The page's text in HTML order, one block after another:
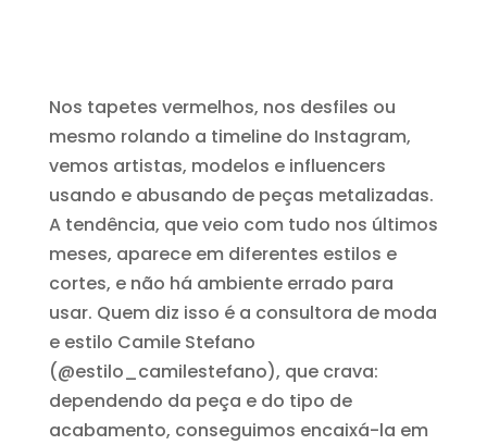
Nos tapetes vermelhos, nos desfiles ou
mesmo rolando a timeline do Instagram,
vemos artistas, modelos e influencers
usando e abusando de peças metalizadas.
A tendência, que veio com tudo nos últimos
meses, aparece em diferentes estilos e
cortes, e não há ambiente errado para
usar. Quem diz isso é a consultora de moda
e estilo Camile Stefano
(@estilo_camilestefano), que crava:
dependendo da peça e do tipo de
acabamento, conseguimos encaixá-la em